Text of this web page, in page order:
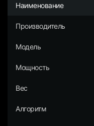
Наименование
Производитель
Модель
Мощность
Вес
Алгоритм